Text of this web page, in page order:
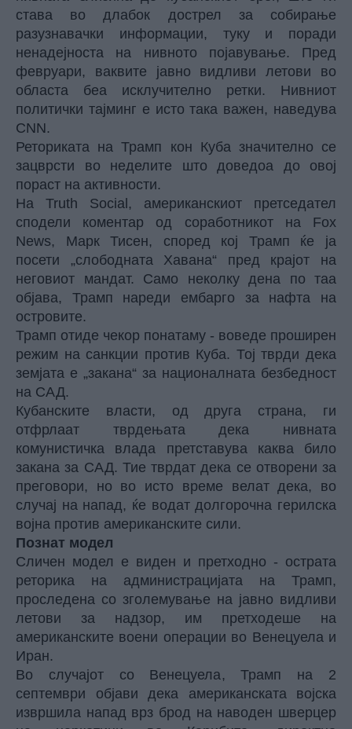
става во длабок дострел за собирање
разузнавачки информации, туку и поради
ненадејноста на нивното појавување. Пред
февруари, ваквите јавно видливи летови во
областа беа исклучително ретки. Нивниот
политички тајминг е исто така важен, наведува
CNN.
Реториката на Трамп кон Куба значително се
зацврсти во неделите што доведоа до овој
пораст на активности.
На Truth Social, американскиот претседател
сподели коментар од соработникот на Fox
News, Марк Тисен, според кој Трамп ќе ја
посети „слободната Хавана“ пред крајот на
неговиот мандат. Само неколку дена по таа
објава, Трамп нареди ембарго за нафта на
островите.
Трамп отиде чекор понатаму - воведе проширен
режим на санкции против Куба. Тој тврди дека
земјата е „закана“ за националната безбедност
на САД.
Кубанските власти, од друга страна, ги
отфрлаат тврдењата дека нивната
комунистичка влада претставува каква било
закана за САД. Тие тврдат дека се отворени за
преговори, но во исто време велат дека, во
случај на напад, ќе водат долгорочна герилска
војна против американските сили.
Познат модел
Сличен модел е виден и претходно - острата
реторика на администрацијата на Трамп,
проследена со зголемување на јавно видливи
летови за надзор, им претходеше на
американските воени операции во Венецуела и
Иран.
Во случајот со Венецуела, Трамп на 2
септември објави дека американската војска
извршила напад врз брод на наводен шверцер